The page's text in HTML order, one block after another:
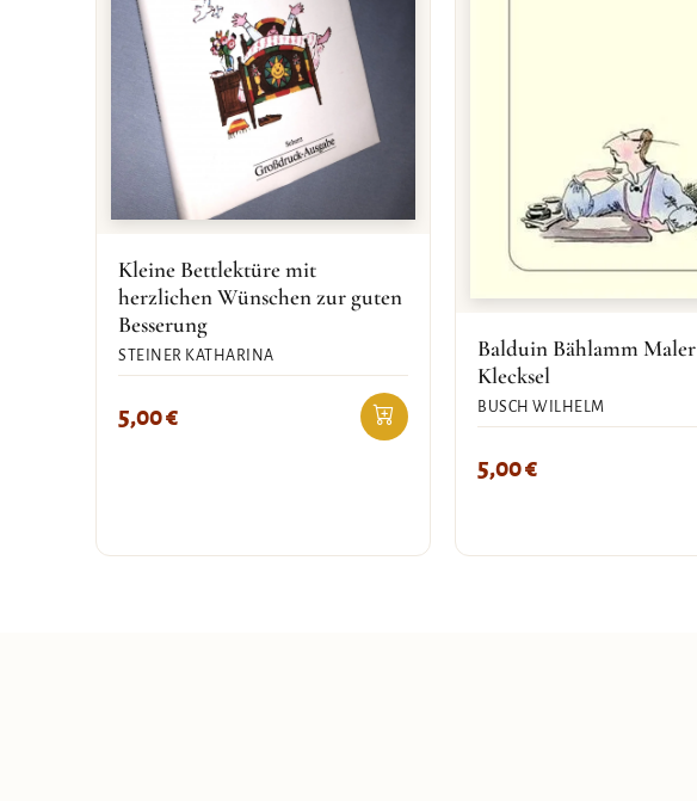
Kleine Bettlektüre mit
herzlichen Wünschen zur guten
Besserung
STEINER KATHARINA
5,00€
Balduin Bählamm Maler
Klecksel
BUSCH WILHELM
5,00€